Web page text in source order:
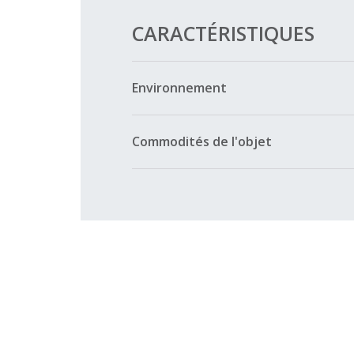
CARACTÉRISTIQUES
Environnement
Commodités de l'objet